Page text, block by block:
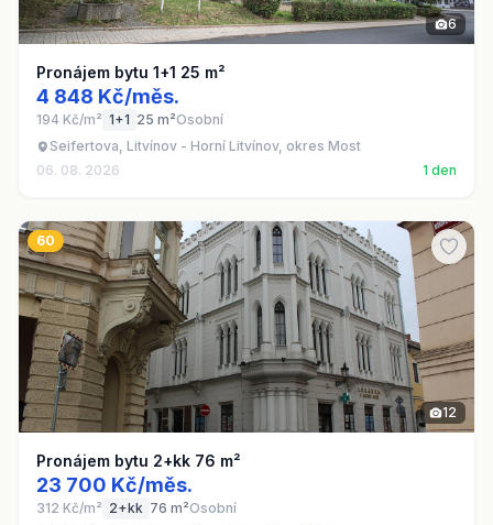
6
Pronájem bytu 1+1 25 m²
4 848 Kč/měs.
194 Kč/m² 1+1 25 m²Osobní
Seifertova, Litvínov - Horní Litvínov, okres Most
06. 08. 2026
1 den
60
12
Pronájem bytu 2+kk 76 m²
23 700 Kč/měs.
312 Kč/m² 2+kk 76 m²Osobní